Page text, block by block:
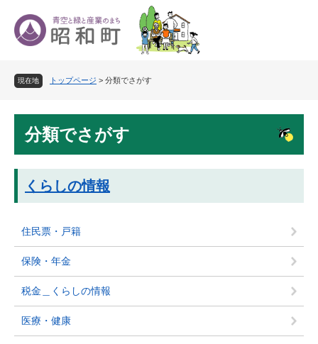
現在地 トップページ > 分類でさがす
分類でさがす
くらしの情報
住民票・戸籍
保険・年金
税金＿くらしの情報
医療・健康